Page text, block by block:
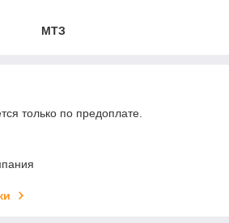
МТЗ
только по предоплате.